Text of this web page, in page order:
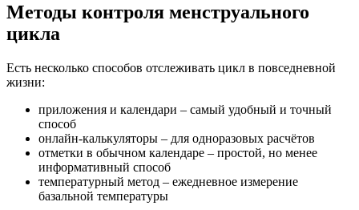
Методы контроля менструального
цикла
Есть несколько способов отслеживать цикл в повседневной
жизни:
приложения и календари – самый удобный и точный
способ
онлайн-калькуляторы – для одноразовых расчётов
отметки в обычном календаре – простой, но менее
информативный способ
температурный метод – ежедневное измерение
базальной температуры